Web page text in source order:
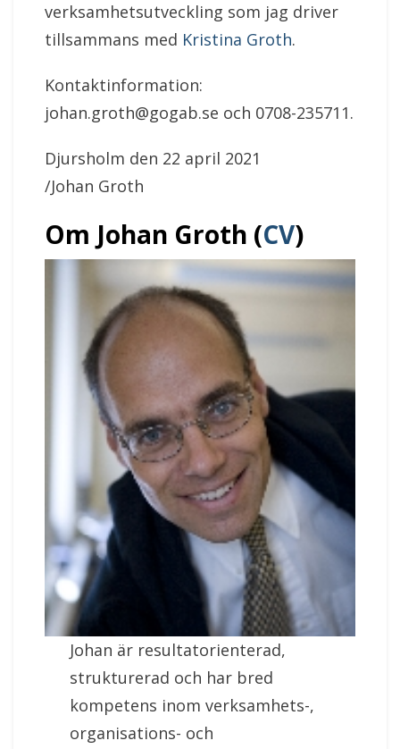
verksamhetsutveckling som jag driver
tillsammans med Kristina Groth.
Kontaktinformation:
johan.groth@gogab.se och 0708-235711.
Djursholm den 22 april 2021
/Johan Groth
Om Johan Groth (CV)
Johan är resultatorienterad,
strukturerad och har bred
kompetens inom verksamhets-,
organisations- och